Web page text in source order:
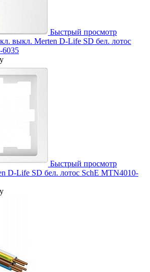
Быстрый просмотр
выкл. Merten D-Life SD бел. лотос
6035
Быстрый просмотр
D-Life SD бел. лотос SchE MTN4010-